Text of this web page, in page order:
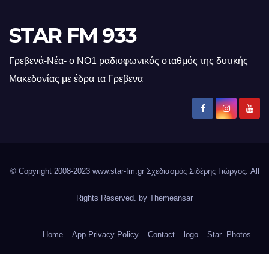
STAR FM 933
Γρεβενά-Νέα- ο ΝΟ1 ραδιοφωνικός σταθμός της δυτικής
Μακεδονίας με έδρα τα Γρεβενα
© Copyright 2008-2023 www.star-fm.gr Σχεδιασμός Σιδέρης Γιώργος. All
Rights Reserved. by Themeansar
Home App Privacy Policy Contact logo Star- Photos